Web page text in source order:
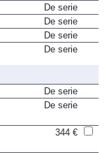
De serie
De serie
De serie
De serie
De serie
De serie
344 €